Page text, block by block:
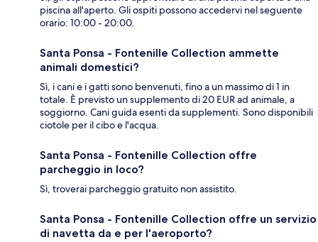
piscina all'aperto. Gli ospiti possono accedervi nel seguente
orario: 10:00 - 20:00.
Santa Ponsa - Fontenille Collection ammette
animali domestici?
Sì, i cani e i gatti sono benvenuti, fino a un massimo di 1 in
totale. È previsto un supplemento di 20 EUR ad animale, a
soggiorno. Cani guida esenti da supplementi. Sono disponibili
ciotole per il cibo e l'acqua.
Santa Ponsa - Fontenille Collection offre
parcheggio in loco?
Sì, troverai parcheggio gratuito non assistito.
Santa Ponsa - Fontenille Collection offre un servizio
di navetta da e per l'aeroporto?